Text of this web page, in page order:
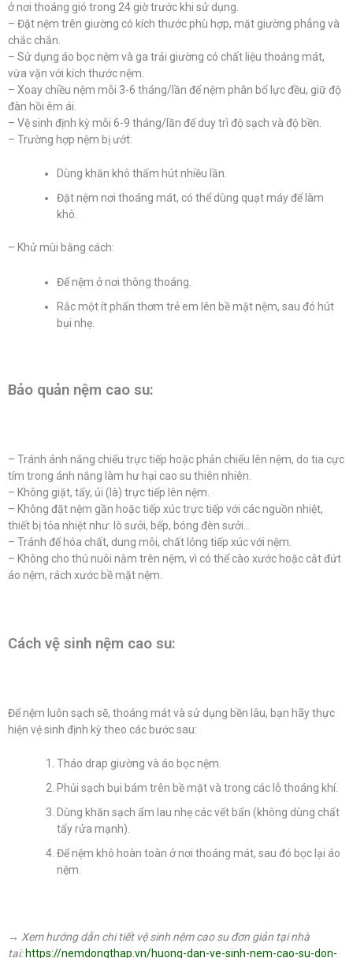
ở nơi thoáng gió trong 24 giờ trước khi sử dụng.
– Đặt nệm trên giường có kích thước phù hợp, mặt giường phẳng và
chắc chắn.
– Sử dụng áo bọc nệm và ga trải giường có chất liệu thoáng mát,
vừa vặn với kích thước nệm.
– Xoay chiều nệm mỗi 3-6 tháng/lần để nệm phân bổ lực đều, giữ độ
đàn hồi êm ái.
– Vệ sinh định kỳ mỗi 6-9 tháng/lần để duy trì độ sạch và độ bền.
– Trường hợp nệm bị ướt:
Dùng khăn khô thấm hút nhiều lần.
Đặt nệm nơi thoáng mát, có thể dùng quạt máy để làm
khô.
– Khử mùi bằng cách:
Để nệm ở nơi thông thoáng.
Rắc một ít phấn thơm trẻ em lên bề mặt nệm, sau đó hút
bụi nhẹ.
Bảo quản nệm cao su:
– Tránh ánh nắng chiếu trực tiếp hoặc phản chiếu lên nệm, do tia cực
tím trong ánh nắng làm hư hại cao su thiên nhiên.
– Không giặt, tẩy, ủi (là) trực tiếp lên nệm.
– Không đặt nệm gần hoặc tiếp xúc trực tiếp với các nguồn nhiệt,
thiết bị tỏa nhiệt như: lò sưởi, bếp, bóng đèn sưởi…
– Tránh để hóa chất, dung môi, chất lỏng tiếp xúc với nệm.
– Không cho thú nuôi nằm trên nệm, vì có thể cào xước hoặc cắt đứt
áo nệm, rách xước bề mặt nệm.
Cách vệ sinh nệm cao su:
Để nệm luôn sạch sẽ, thoáng mát và sử dụng bền lâu, bạn hãy thực
hiện vệ sinh định kỳ theo các bước sau:
Tháo drap giường và áo bọc nệm.
Phủi sạch bụi bám trên bề mặt và trong các lỗ thoáng khí.
Dùng khăn sạch ẩm lau nhẹ các vết bẩn (không dùng chất
tẩy rửa mạnh).
Để nệm khô hoàn toàn ở nơi thoáng mát, sau đó bọc lại áo
nệm.
→ Xem hướng dẫn chi tiết vệ sinh nệm cao su đơn giản tại nhà
tại: https://nemdongthap.vn/huong-dan-ve-sinh-nem-cao-su-don-